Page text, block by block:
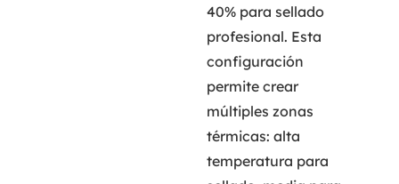
40% para sellado
profesional. Esta
configuración
permite crear
múltiples zonas
térmicas: alta
temperatura para